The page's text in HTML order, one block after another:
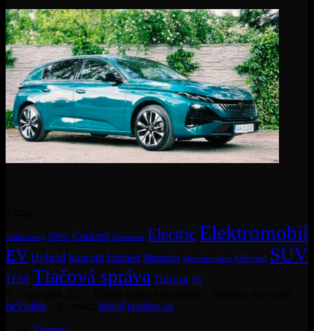
Anniversary BMW Concept Crossover ElectricElektromobil
EV Hybrid koncept Limited Mercedes Mercedes-Benz Off-road SUV
TEST Tlačová správa Tuning v8
beVisible
info@jazdime.sk